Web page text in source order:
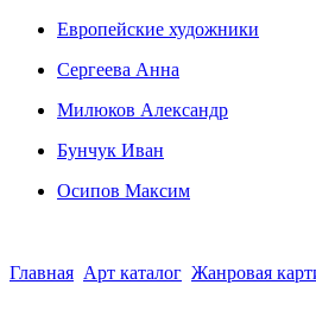
Европейские художники
Сергеева Анна
Милюков Александр
Бунчук Иван
Осипoв Максим
Главная Арт каталог Жанровая